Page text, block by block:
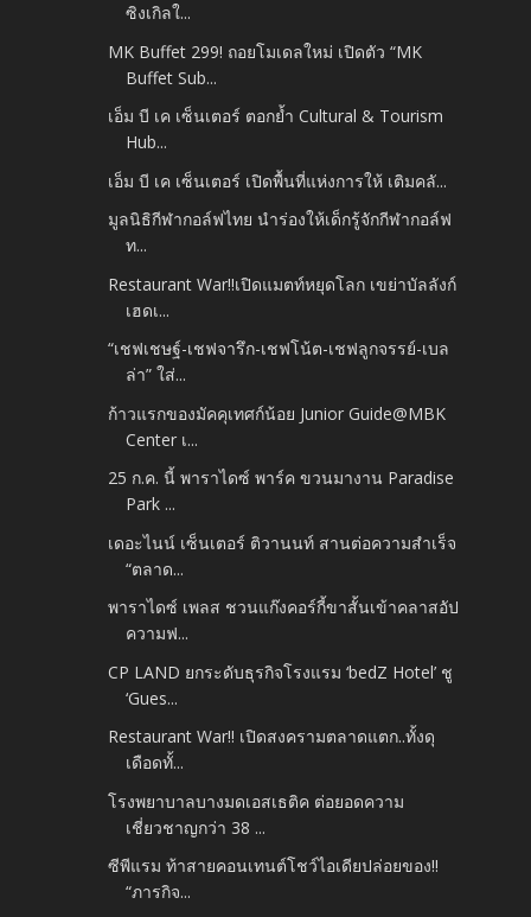
ซิงเกิลใ...
MK Buffet 299! ถอยโมเดลใหม่ เปิดตัว “MK
Buffet Sub...
เอ็ม บี เค เซ็นเตอร์ ตอกย้ำ Cultural & Tourism
Hub...
เอ็ม บี เค เซ็นเตอร์ เปิดพื้นที่แห่งการให้ เติมคลั...
มูลนิธิกีฬากอล์ฟไทย นำร่องให้เด็กรู้จักกีฬากอล์ฟ
ท...
Restaurant War!!เปิดแมตท์หยุดโลก เขย่าบัลลังก์
เฮดเ...
“เชฟเชษฐ์-เชฟจารึก-เชฟโน้ต-เชฟลูกจรรย์-เบล
ล่า” ใส่...
ก้าวแรกของมัคคุเทศก์น้อย Junior Guide@MBK
Center เ...
25 ก.ค. นี้ พาราไดซ์ พาร์ค ขวนมางาน Paradise
Park ...
เดอะไนน์ เซ็นเตอร์ ติวานนท์ สานต่อความสำเร็จ
“ตลาด...
พาราไดซ์ เพลส ชวนแก๊งคอร์กี้ขาสั้นเข้าคลาสอัป
ความฟ...
CP LAND ยกระดับธุรกิจโรงแรม ‘bedZ Hotel’ ชู
‘Gues...
Restaurant War!! เปิดสงครามตลาดแตก..ทั้งดุ
เดือดทั้...
โรงพยาบาลบางมดเอสเธติค ต่อยอดความ
เชี่ยวชาญกว่า 38 ...
ซีพีแรม ท้าสายคอนเทนต์โชว์ไอเดียปล่อยของ!!
“ภารกิจ...